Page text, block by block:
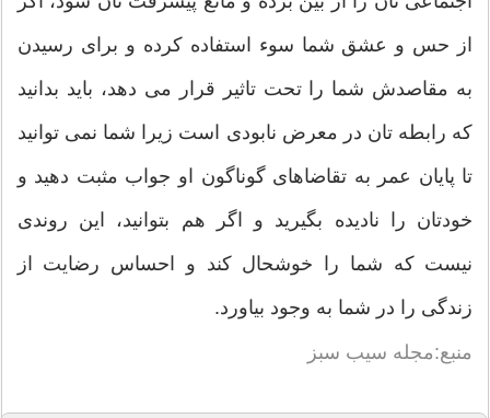
از حس و عشق شما سوء استفاده کرده و برای رسیدن
به مقاصدش شما را تحت تاثیر قرار می دهد، باید بدانید
که رابطه تان در معرض نابودی است زیرا شما نمی توانید
تا پایان عمر به تقاضاهای گوناگون او جواب مثبت دهید و
خودتان را نادیده بگیرید و اگر هم بتوانید، این روندی
نیست که شما را خوشحال کند و احساس رضایت از
زندگی را در شما به وجود بیاورد.
منبع:مجله سیب سبز